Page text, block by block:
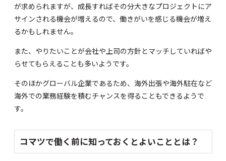
が求められますが、成長すればその分大きなプロジェクトにア
サインされる機会が増えるので、働きがいを感じる機会が増え
るかもしれません。
また、やりたいことが会社や上司の方針とマッチしていればや
らせてもらえることも多いようです。
そのほかグローバル企業であるため、海外出張や海外駐在など
海外での業務経験を積むチャンスを得ることもできるようで
す。
コマツで働く前に知っておくとよいこととは？